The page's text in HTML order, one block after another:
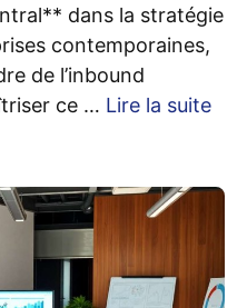
dans la stratégie
contemporaines,
de l’inbound
ce … Lire la suite